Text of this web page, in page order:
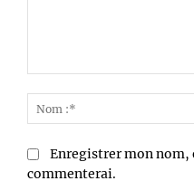
Enregistrer mon nom,
commenterai.